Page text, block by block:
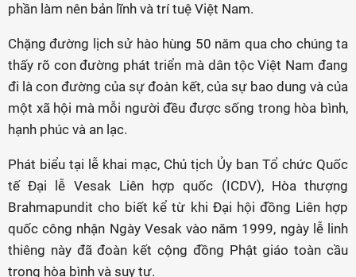
phần làm nên bản lĩnh và trí tuệ Việt Nam.
Chặng đường lịch sử hào hùng 50 năm qua cho chúng ta
thấy rõ con đường phát triển mà dân tộc Việt Nam đang
đi là con đường của sự đoàn kết, của sự bao dung và của
một xã hội mà mỗi người đều được sống trong hòa bình,
hạnh phúc và an lạc.
Phát biểu tại lễ khai mạc, Chủ tịch Ủy ban Tổ chức Quốc
tế Đại lễ Vesak Liên hợp quốc (ICDV), Hòa thượng
Brahmapundit cho biết kể từ khi Đại hội đồng Liên hợp
quốc công nhận Ngày Vesak vào năm 1999, ngày lễ linh
thiêng này đã đoàn kết cộng đồng Phật giáo toàn cầu
trong hòa bình và suy tư.